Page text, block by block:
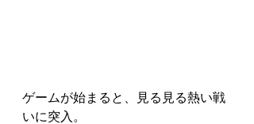
ゲームが始まると、見る見る熱い戦
いに突入。